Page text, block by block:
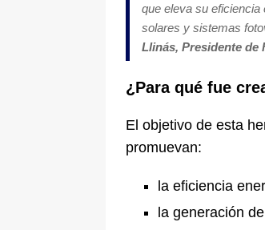
que eleva su eficiencia
solares y sistemas
Llinás, Presidente de
¿Para qué fue
El objetivo de esta
promuevan:
la eficiencia
la generación